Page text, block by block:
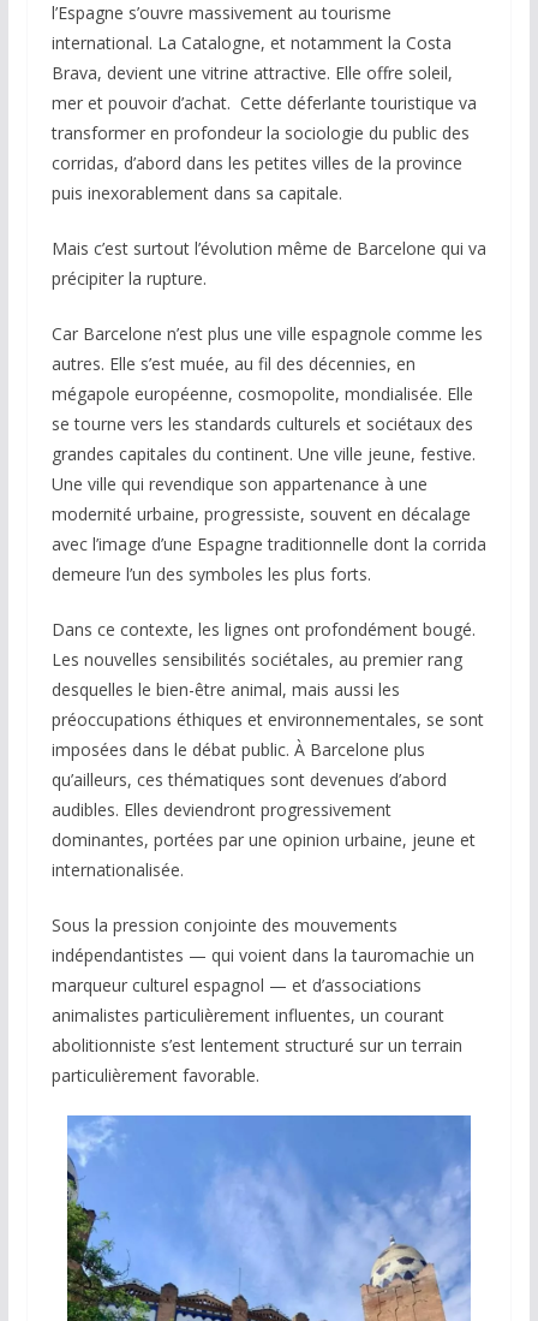
l’Espagne s’ouvre massivement au tourisme
international. La Catalogne, et notamment la Costa
Brava, devient une vitrine attractive. Elle offre soleil,
mer et pouvoir d’achat. Cette déferlante touristique va
transformer en profondeur la sociologie du public des
corridas, d’abord dans les petites villes de la province
puis inexorablement dans sa capitale.
Mais c’est surtout l’évolution même de Barcelone qui va
précipiter la rupture.
Car Barcelone n’est plus une ville espagnole comme les
autres. Elle s’est muée, au fil des décennies, en
mégapole européenne, cosmopolite, mondialisée. Elle
se tourne vers les standards culturels et sociétaux des
grandes capitales du continent. Une ville jeune, festive.
Une ville qui revendique son appartenance à une
modernité urbaine, progressiste, souvent en décalage
avec l’image d’une Espagne traditionnelle dont la corrida
demeure l’un des symboles les plus forts.
Dans ce contexte, les lignes ont profondément bougé.
Les nouvelles sensibilités sociétales, au premier rang
desquelles le bien-être animal, mais aussi les
préoccupations éthiques et environnementales, se sont
imposées dans le débat public. À Barcelone plus
qu’ailleurs, ces thématiques sont devenues d’abord
audibles. Elles deviendront progressivement
dominantes, portées par une opinion urbaine, jeune et
internationalisée.
Sous la pression conjointe des mouvements
indépendantistes — qui voient dans la tauromachie un
marqueur culturel espagnol — et d’associations
animalistes particulièrement influentes, un courant
abolitionniste s’est lentement structuré sur un terrain
particulièrement favorable.